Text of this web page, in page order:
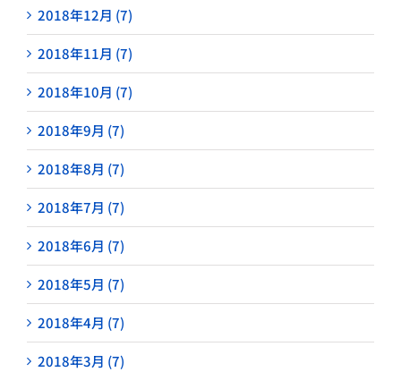
2018年12月 (7)
2018年11月 (7)
2018年10月 (7)
2018年9月 (7)
2018年8月 (7)
2018年7月 (7)
2018年6月 (7)
2018年5月 (7)
2018年4月 (7)
2018年3月 (7)